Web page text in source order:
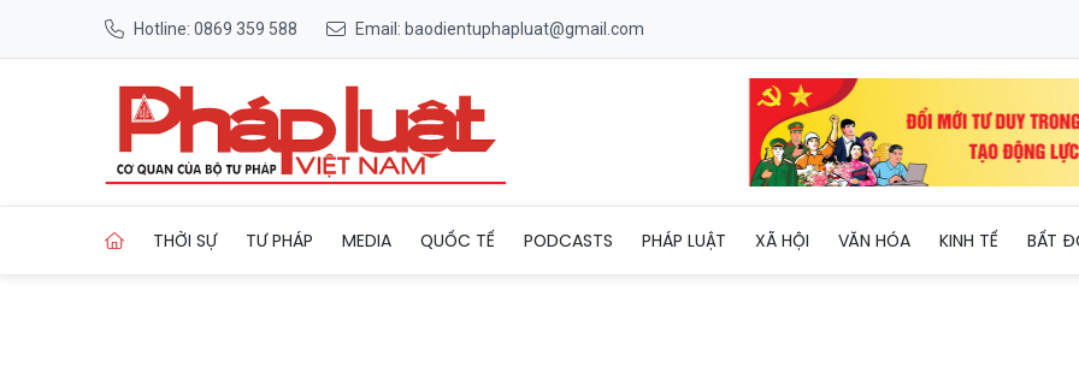
Hotline: 0869 359 588 Email: baodientuphapluat@gmail.com
THỜI SỰ TƯ PHÁP MEDIA QUỐC TẾ PODCASTS PHÁP LUẬT XÃ HỘI VĂN HÓA KINH TẾ BẤT